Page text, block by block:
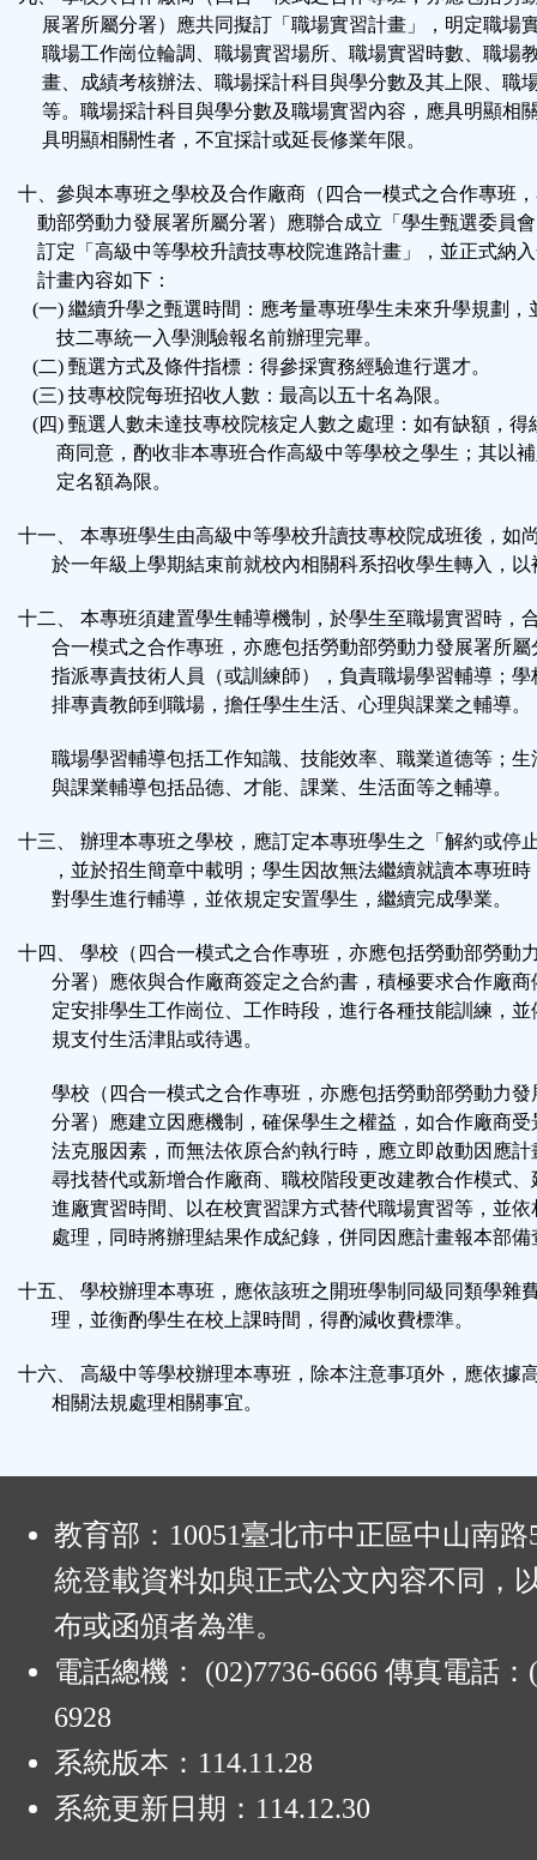
展署所屬分署）應共同擬訂「職場實習計畫」，明定職場
職場工作崗位輪調、職場實習場所、職場實習時數、職場
畫、成績考核辦法、職場採計科目與學分數及其上限、職
等。職場採計科目與學分數及職場實習內容，應具明顯相
具明顯相關性者，不宜採計或延長修業年限。
十、參與本專班之學校及合作廠商（四合一模式之合作專班
動部勞動力發展署所屬分署）應聯合成立「學生甄選委員
訂定「高級中等學校升讀技專校院進路計畫」，並正式納
計畫內容如下：
(一) 繼續升學之甄選時間：應考量專班學生未來升學規劃，
技二專統一入學測驗報名前辦理完畢。
(二) 甄選方式及條件指標：得參採實務經驗進行選才。
(三) 技專校院每班招收人數：最高以五十名為限。
(四) 甄選人數未達技專校院核定人數之處理：如有缺額，得
商同意，酌收非本專班合作高級中等學校之學生；其以
定名額為限。
十一、 本專班學生由高級中等學校升讀技專校院成班後，如
於一年級上學期結束前就校內相關科系招收學生轉入，以
十二、 本專班須建置學生輔導機制，於學生至職場實習時，
合一模式之合作專班，亦應包括勞動部勞動力發展署所屬
指派專責技術人員（或訓練師），負責職場學習輔導；學
排專責教師到職場，擔任學生生活、心理與課業之輔導。
職場學習輔導包括工作知識、技能效率、職業道德等；生
與課業輔導包括品德、才能、課業、生活面等之輔導。
十三、 辦理本專班之學校，應訂定本專班學生之「解約或停
，並於招生簡章中載明；學生因故無法繼續就讀本專班時
對學生進行輔導，並依規定安置學生，繼續完成學業。
十四、 學校（四合一模式之合作專班，亦應包括勞動部勞動
分署）應依與合作廠商簽定之合約書，積極要求合作廠商
定安排學生工作崗位、工作時段，進行各種技能訓練，並
規支付生活津貼或待遇。
學校（四合一模式之合作專班，亦應包括勞動部勞動力發
分署）應建立因應機制，確保學生之權益，如合作廠商受
法克服因素，而無法依原合約執行時，應立即啟動因應計
尋找替代或新增合作廠商、職校階段更改建教合作模式、
進廠實習時間、以在校實習課方式替代職場實習等，並依
處理，同時將辦理結果作成紀錄，併同因應計畫報本部備
十五、 學校辦理本專班，應依該班之開班學制同級同類學雜
理，並衡酌學生在校上課時間，得酌減收費標準。
十六、 高級中等學校辦理本專班，除本注意事項外，應依據
相關法規處理相關事宜。
教育部：10051臺北市中正區中山南
統登載資料如與正式公文內容不同，
布或函頒者為準。
電話總機： (02)7736-6666 傳真電話：
6928
系統版本： 114.11.28
系統更新日期： 114.12.30